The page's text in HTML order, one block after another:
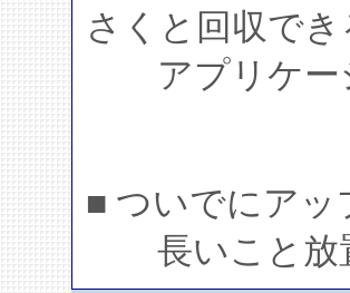
さくと回収で
アプリケー
■ ついでにアッ
長いこと放